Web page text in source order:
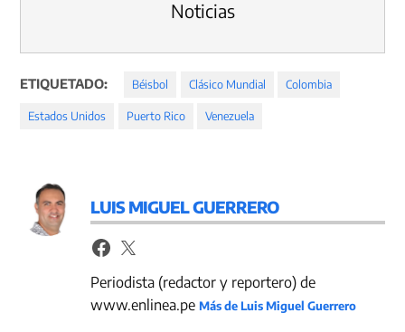
Noticias
ETIQUETADO: Béisbol Clásico Mundial Colombia
Estados Unidos Puerto Rico Venezuela
LUIS MIGUEL GUERRERO
Periodista (redactor y reportero) de
www.enlinea.peMás de Luis Miguel Guerrero